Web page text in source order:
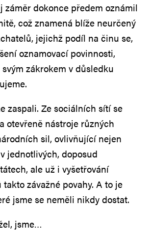
záměr dokonce předem oznámil
což znamená blíže neurčený
jejichž podíl na činu se,
oznamovací povinnosti,
zákrokem v důsledku
zaspali. Ze sociálních sítí se
otevřeně nástroje různých
sil, ovlivňující nejen
jednotlivých, doposud
ale už i vyšetřování
závažné povahy. A to je
jsme se neměli nikdy dostat.
jsme…